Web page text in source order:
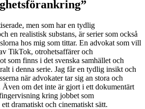
men som har en tydlig
en realistisk substans, är serier som också
hos mig som tittar. En advokat som vill
TikTok, otrohetsaffärer och
som finns i det svenska samhället och
i denna serie. Jag får en tydlig insikt och
när advokater tar sig an stora och
Även om det inte är gjort i ett dokumentärt
kring jobbet som
dramatiskt och cinematiskt sätt.